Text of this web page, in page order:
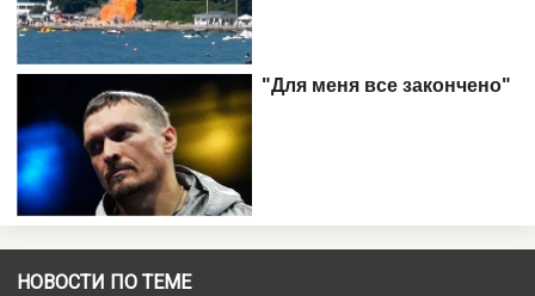
НОВОСТИ ПО ТЕМЕ